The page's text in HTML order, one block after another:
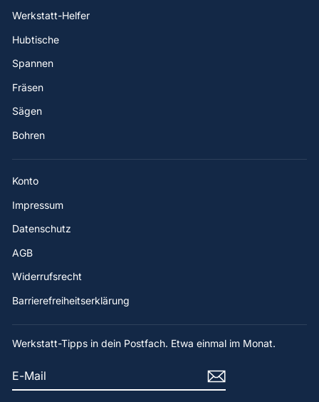
Werkstatt-Helfer
Hubtische
Spannen
Fräsen
Sägen
Bohren
Konto
Impressum
Datenschutz
AGB
Widerrufsrecht
Barrierefreiheitserklärung
Werkstatt-Tipps in dein Postfach. Etwa einmal im Monat.
E-
MAIL
ABONNIEREN